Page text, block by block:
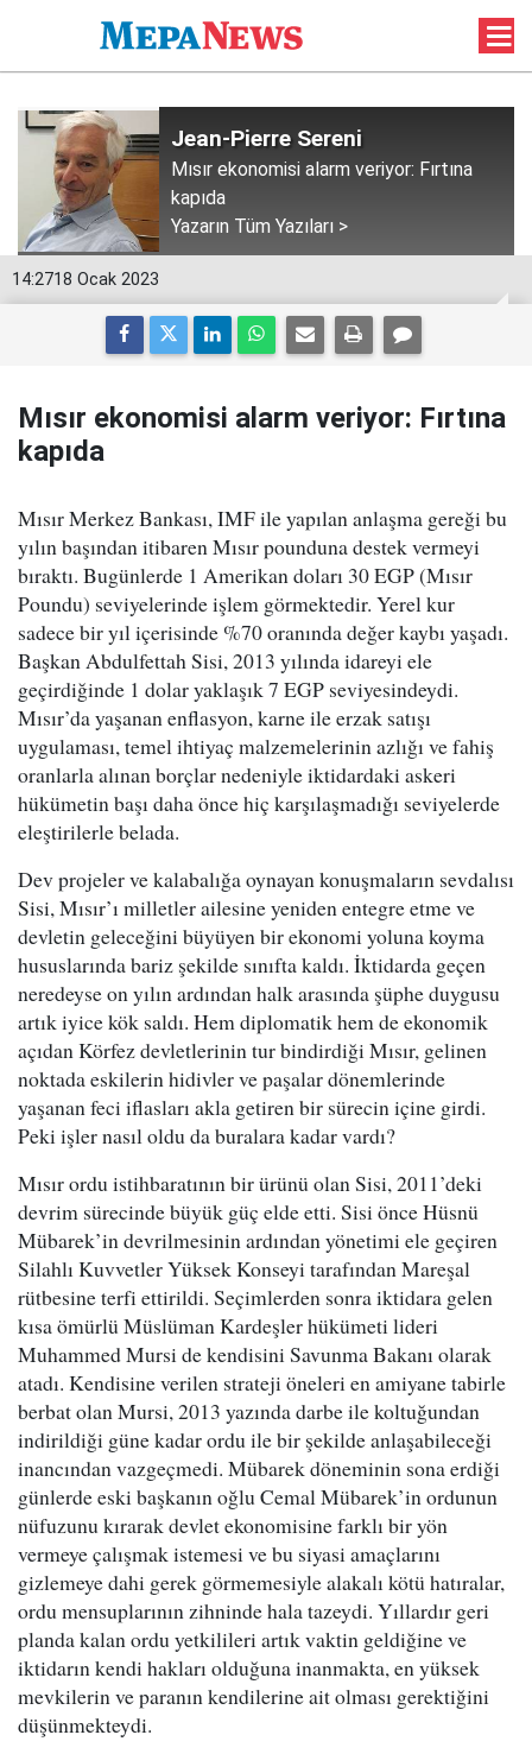
Jean-Pierre Sereni
Mısır ekonomisi alarm veriyor: Fırtına
kapıda
Yazarın Tüm Yazıları >
14:2718 Ocak 2023
Mısır ekonomisi alarm veriyor: Fırtına
kapıda
Mısır Merkez Bankası, IMF ile yapılan anlaşma gereği bu
yılın başından itibaren Mısır pounduna destek vermeyi
bıraktı. Bugünlerde 1 Amerikan doları 30 EGP (Mısır
Poundu) seviyelerinde işlem görmektedir. Yerel kur
sadece bir yıl içerisinde %70 oranında değer kaybı yaşadı.
Başkan Abdulfettah Sisi, 2013 yılında idareyi ele
geçirdiğinde 1 dolar yaklaşık 7 EGP seviyesindeydi.
Mısır’da yaşanan enflasyon, karne ile erzak satışı
uygulaması, temel ihtiyaç malzemelerinin azlığı ve fahiş
oranlarla alınan borçlar nedeniyle iktidardaki askeri
hükümetin başı daha önce hiç karşılaşmadığı seviyelerde
eleştirilerle belada.
Dev projeler ve kalabalığa oynayan konuşmaların sevdalısı
Sisi, Mısır’ı milletler ailesine yeniden entegre etme ve
devletin geleceğini büyüyen bir ekonomi yoluna koyma
hususlarında bariz şekilde sınıfta kaldı. İktidarda geçen
neredeyse on yılın ardından halk arasında şüphe duygusu
artık iyice kök saldı. Hem diplomatik hem de ekonomik
açıdan Körfez devletlerinin tur bindirdiği Mısır, gelinen
noktada eskilerin hidivler ve paşalar dönemlerinde
yaşanan feci iflasları akla getiren bir sürecin içine girdi.
Peki işler nasıl oldu da buralara kadar vardı?
Mısır ordu istihbaratının bir ürünü olan Sisi, 2011’deki
devrim sürecinde büyük güç elde etti. Sisi önce Hüsnü
Mübarek’in devrilmesinin ardından yönetimi ele geçiren
Silahlı Kuvvetler Yüksek Konseyi tarafından Mareşal
rütbesine terfi ettirildi. Seçimlerden sonra iktidara gelen
kısa ömürlü Müslüman Kardeşler hükümeti lideri
Muhammed Mursi de kendisini Savunma Bakanı olarak
atadı. Kendisine verilen strateji öneleri en amiyane tabirle
berbat olan Mursi, 2013 yazında darbe ile koltuğundan
indirildiği güne kadar ordu ile bir şekilde anlaşabileceği
inancından vazgeçmedi. Mübarek döneminin sona erdiği
günlerde eski başkanın oğlu Cemal Mübarek’in ordunun
nüfuzunu kırarak devlet ekonomisine farklı bir yön
vermeye çalışmak istemesi ve bu siyasi amaçlarını
gizlemeye dahi gerek görmemesiyle alakalı kötü hatıralar,
ordu mensuplarının zihninde hala tazeydi. Yıllardır geri
planda kalan ordu yetkilileri artık vaktin geldiğine ve
iktidarın kendi hakları olduğuna inanmakta, en yüksek
mevkilerin ve paranın kendilerine ait olması gerektiğini
düşünmekteydi.